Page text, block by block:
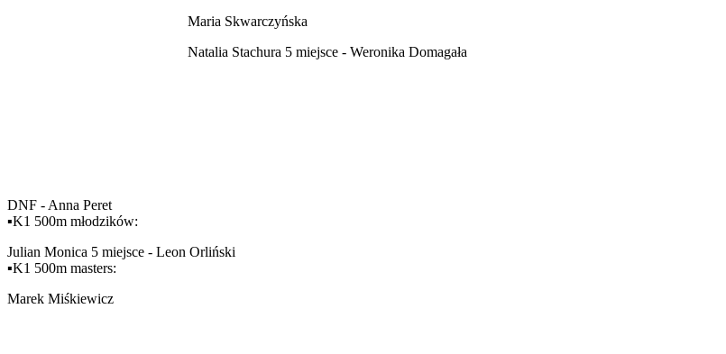
Maria Skwarczyńska
Natalia Stachura 5 miejsce - Weronika Domagała
DNF - Anna Peret
▪️K1 500m młodzików:
Julian Monica 5 miejsce - Leon Orliński
▪️K1 500m masters:
Marek Miśkiewicz